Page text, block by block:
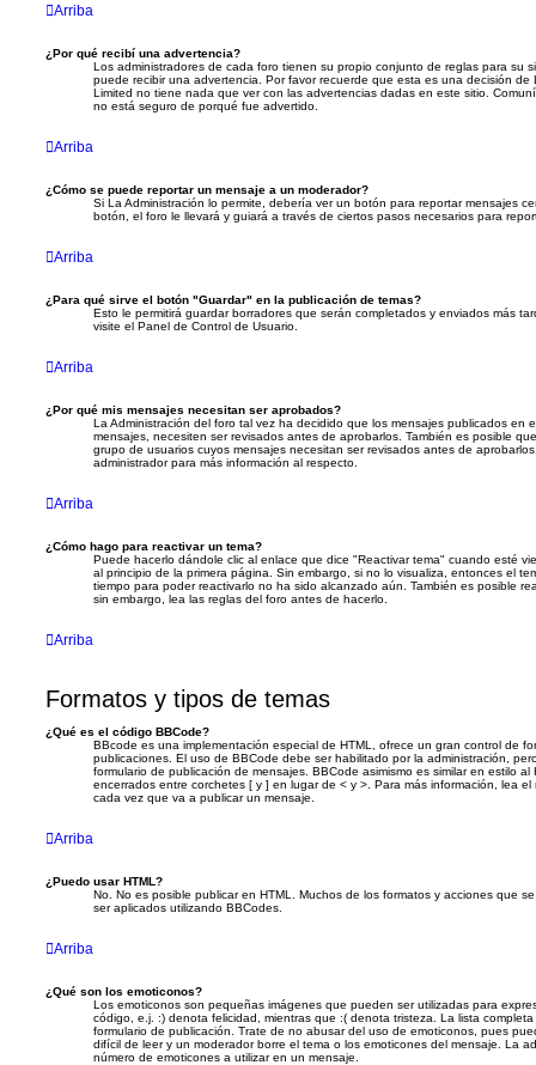
Arriba
¿Por qué recibí una advertencia?
Los administradores de cada foro tienen su propio conjunto de reglas para su
puede recibir una advertencia. Por favor recuerde que esta es una decisión de
Limited no tiene nada que ver con las advertencias dadas en este sitio.
no está seguro de porqué fue advertido.
Arriba
¿Cómo se puede reportar un mensaje a un moderador?
Si La Administración lo permite, debería ver un botón para reportar mensajes
botón, el foro le llevará y guiará a través de ciertos pasos necesarios para
Arriba
¿Para qué sirve el botón "Guardar" en la publicación de temas?
Esto le permitirá guardar borradores que serán completados y enviados más
visite el Panel de Control de Usuario.
Arriba
¿Por qué mis mensajes necesitan ser aprobados?
La Administración del foro tal vez ha decidido que los mensajes publicados en
mensajes, necesiten ser revisados antes de aprobarlos. También es posible
grupo de usuarios cuyos mensajes necesitan ser revisados antes de
administrador para más información al respecto.
Arriba
¿Cómo hago para reactivar un tema?
Puede hacerlo dándole clic al enlace que dice "Reactivar tema" cuando esté
al principio de la primera página. Sin embargo, si no lo visualiza, entonces el
tiempo para poder reactivarlo no ha sido alcanzado aún. También es posible
sin embargo, lea las reglas del foro antes de hacerlo.
Arriba
Formatos y tipos de temas
¿Qué es el código BBCode?
BBcode es una implementación especial de HTML, ofrece un gran control de
publicaciones. El uso de BBCode debe ser habilitado por la administración,
formulario de publicación de mensajes. BBCode asimismo es similar en estilo
encerrados entre corchetes [ y ] en lugar de < y >. Para más información, lea
cada vez que va a publicar un mensaje.
Arriba
¿Puedo usar HTML?
No. No es posible publicar en HTML. Muchos de los formatos y acciones que
ser aplicados utilizando BBCodes.
Arriba
¿Qué son los emoticonos?
Los emoticonos son pequeñas imágenes que pueden ser utilizadas para
código, e.j. :) denota felicidad, mientras que :( denota tristeza. La lista
formulario de publicación. Trate de no abusar del uso de emoticonos, pues
difícil de leer y un moderador borre el tema o los emoticones del mensaje. La
número de emoticones a utilizar en un mensaje.